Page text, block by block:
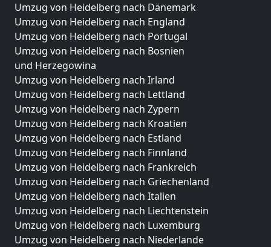
Umzug von Heidelberg nach Dänemark
Umzug von Heidelberg nach England
Umzug von Heidelberg nach Portugal
Umzug von Heidelberg nach Bosnien
und Herzegowina
Umzug von Heidelberg nach Irland
Umzug von Heidelberg nach Lettland
Umzug von Heidelberg nach Zypern
Umzug von Heidelberg nach Kroatien
Umzug von Heidelberg nach Estland
Umzug von Heidelberg nach Finnland
Umzug von Heidelberg nach Frankreich
Umzug von Heidelberg nach Griechenland
Umzug von Heidelberg nach Italien
Umzug von Heidelberg nach Liechtenstein
Umzug von Heidelberg nach Luxemburg
Umzug von Heidelberg nach Niederlande